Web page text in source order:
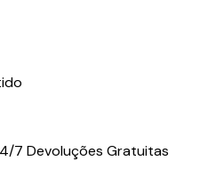
7 Devoluções Gratuitas